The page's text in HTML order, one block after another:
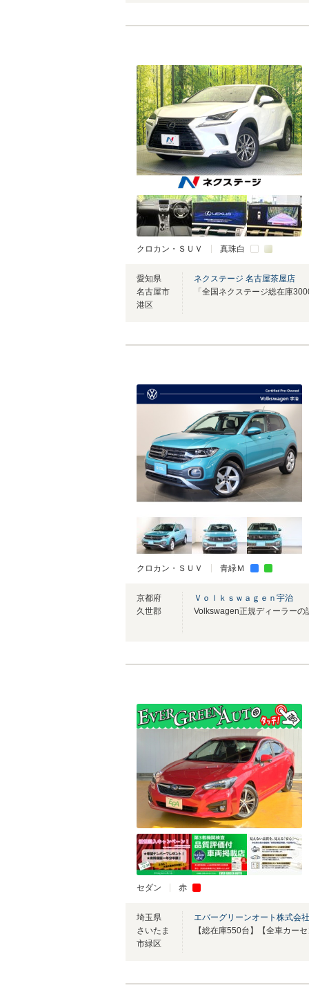
クロカン・ＳＵＶ 真珠白
愛知県
名古屋市
港区
ネクステージ 名古屋茶屋店
クロカン・ＳＵＶ 青緑Ｍ
京都府
久世郡
Ｖｏｌｋｓｗａｇｅｎ宇治
セダン 赤
埼玉県
さいたま
市緑区
エバーグリーンオート株式会